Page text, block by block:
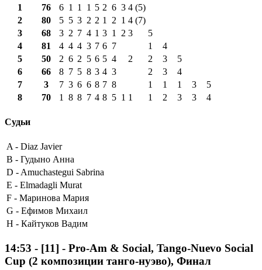
1
76 6 1 1 1 5 2 6 3 4 (5)
2
80 5 5 3 2 2 1 2 1 4 (7)
3
68 3 2 7 4 1 3 1 2 3
5
4
81 4 4 4 3 7 6 7 1
4
5
50 2 6 2 5 6 5 4 2 2 3
5
6
66 8 7 5 8 3 4 3 2 3
4
7
3 7 3 6 6 8 7 8 1 1 1 3
5
8
70 1 8 8 7 4 8 5 1 1 1 2 3 3 4
Судьи
A - Diaz Javier
B - Гудыно Анна
D - Amuchastegui Sabrina
E - Elmadagli Murat
F - Маринова Мария
G - Ефимов Михаил
H - Кайтуков Вадим
14:53 - [11] - Pro-Am & Social, Tango-Nuevo Social
Cup (2 композиции танго-нуэво), Финал